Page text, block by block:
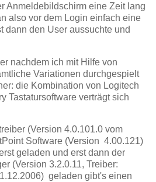
Anmeldebildschirm eine Zeit lang
also vor dem Login einfach eine
dann den User aussuchte und
nachdem ich mit Hilfe von
Variationen durchgespielt
die Kombination von Logitech
Tastatursoftware verträgt sich
(Version 4.0.101.0 vom
Software (Version 4.00.121)
geladen und erst dann der
(Version 3.2.0.11, Treiber:
geladen gibt's einen